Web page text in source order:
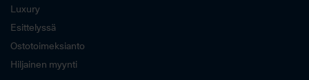
Luxury
Esittelyssä
Ostotoimeksianto
Hiljainen myynti